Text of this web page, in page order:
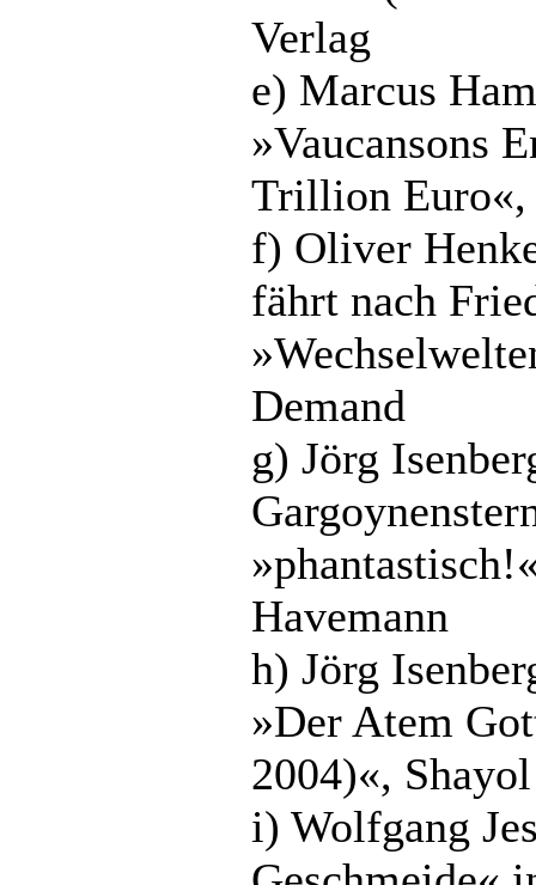
Verlag
e) Marcus
»Vaucansons
Trillion Euro«,
f) Oliver
fährt nach
Demand
g) Jörg
Havemann
h) Jörg
»Der Atem
2004)«,
i) Wolfgang